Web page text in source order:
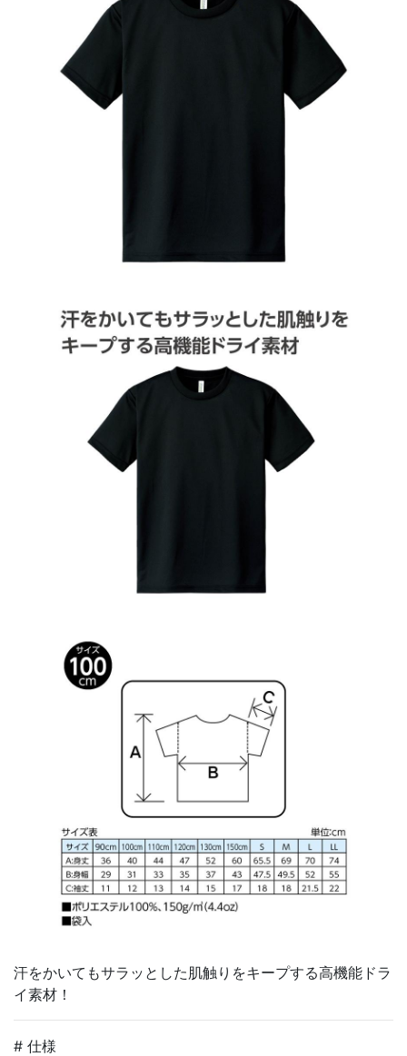
汗をかいてもサラッとした肌触りをキープする高機能ドラ
イ素材！
# 仕様